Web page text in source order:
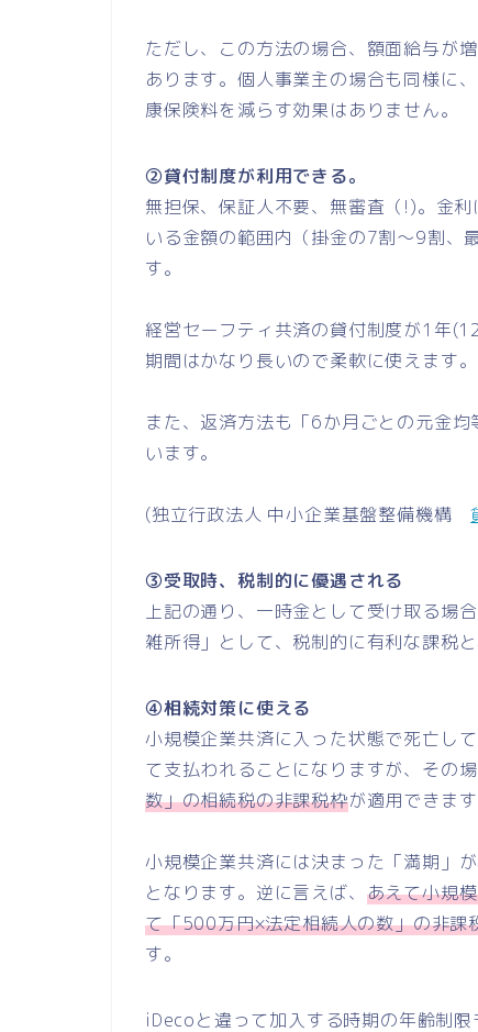
ただし、この方法の場合、額面給与が
あります。個人事業主の場合も同様に
康保険料を減らす効果はありません。
②貸付制度が利用できる。
無担保、保証人不要、無審査（!)。金
いる金額の範囲内（掛金の7割～9割、
す。
経営セーフティ共済の貸付制度が1年
期間はかなり長いので柔軟に使えます。
また、返済方法も「6か月ごとの元金
います。
(独立行政法人 中小企業基盤整備機構
③受取時、税制的に優遇される
上記の通り、一時金として受け取る場
雑所得」として、税制的に有利な課税と
④相続対策に使える
小規模企業共済に入った状態で死亡し
て支払われることになりますが、その
数」の相続税の非課税枠が適用できます
小規模企業共済には決まった「満期」が
となります。逆に言えば、 あえて小規
て「500万円×法定相続人の数」の非課
す。
iDecoと違って加入する時期の年齢制